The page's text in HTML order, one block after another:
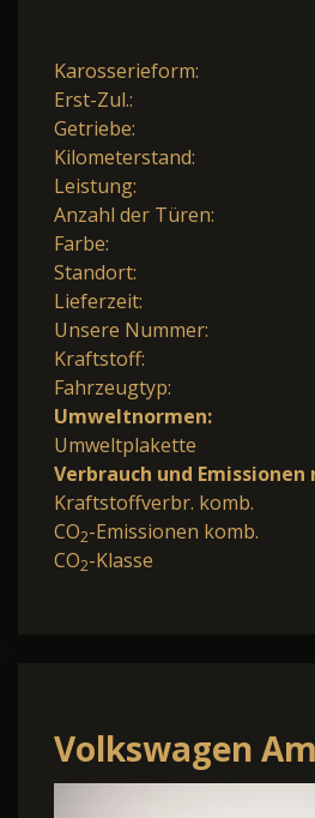
Karosserieform:
Erst-Zul.:
Getriebe:
Kilometerstand:
Leistung:
Anzahl der Türen:
Farbe:
Standort:
Lieferzeit:
Unsere Nummer:
Kraftstoff:
Fahrzeugtyp:
Umweltnormen:
Umweltplakette
Verbrauch und Emissionen
Kraftstoffverbr. komb.
CO2-Emissionen komb.
CO2-Klasse
Volkswagen
TDI Autom.